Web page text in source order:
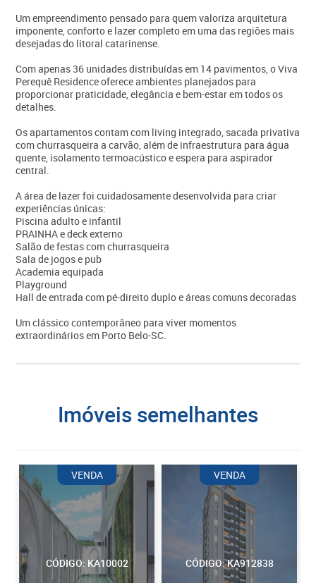
Um empreendimento pensado para quem valoriza arquitetura
imponente, conforto e lazer completo em uma das regiões mais
desejadas do litoral catarinense.
Com apenas 36 unidades distribuídas em 14 pavimentos, o Viva
Perequê Residence oferece ambientes planejados para
proporcionar praticidade, elegância e bem-estar em todos os
detalhes.
Os apartamentos contam com living integrado, sacada privativa
com churrasqueira a carvão, além de infraestrutura para água
quente, isolamento termoacústico e espera para aspirador
central.
A área de lazer foi cuidadosamente desenvolvida para criar
experiências únicas:
Piscina adulto e infantil
PRAINHA e deck externo
Salão de festas com churrasqueira
Sala de jogos e pub
Academia equipada
Playground
Hall de entrada com pé-direito duplo e áreas comuns decoradas
Um clássico contemporâneo para viver momentos
extraordinários em Porto Belo-SC.
imóveis semelhantes
CÓDIGO: KA10002
VENDA
CÓDIGO: KA912838
VENDA